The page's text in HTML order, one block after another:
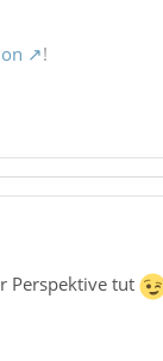
!
Perspektive tut